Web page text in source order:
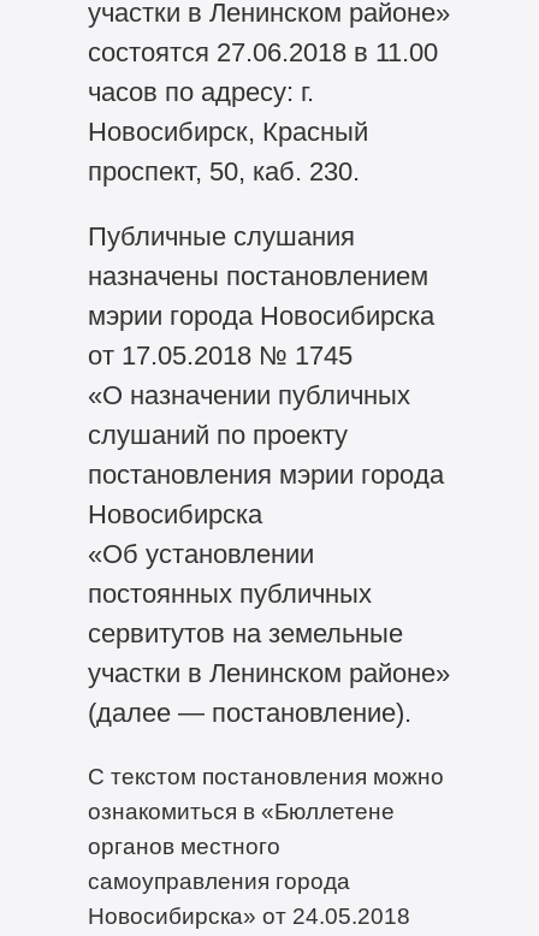
участки в Ленинском районе»
состоятся 27.06.2018 в 11.00
часов по адресу: г.
Новосибирск, Красный
проспект, 50, каб. 230.
Публичные слушания
назначены постановлением
мэрии города Новосибирска
от 17.05.2018 № 1745
«О назначении публичных
слушаний по проекту
постановления мэрии города
Новосибирска
«Об установлении
постоянных публичных
сервитутов на земельные
участки в Ленинском районе»
(далее — постановление).
С текстом постановления можно
ознакомиться в «Бюллетене
органов местного
самоуправления города
Новосибирска» от 24.05.2018